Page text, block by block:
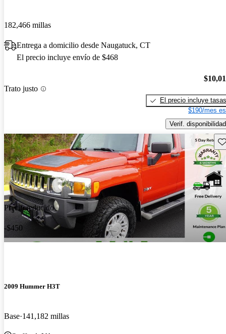
182,466 millas
Entrega a domicilio desde Naugatuck, CT
El precio incluye envío de $468
Trato justo
El precio incluye tasas
$190/mes
Verif. disponibilidad
Precio reducido
-$450
2009 Hummer H3T
Base 141,182 millas